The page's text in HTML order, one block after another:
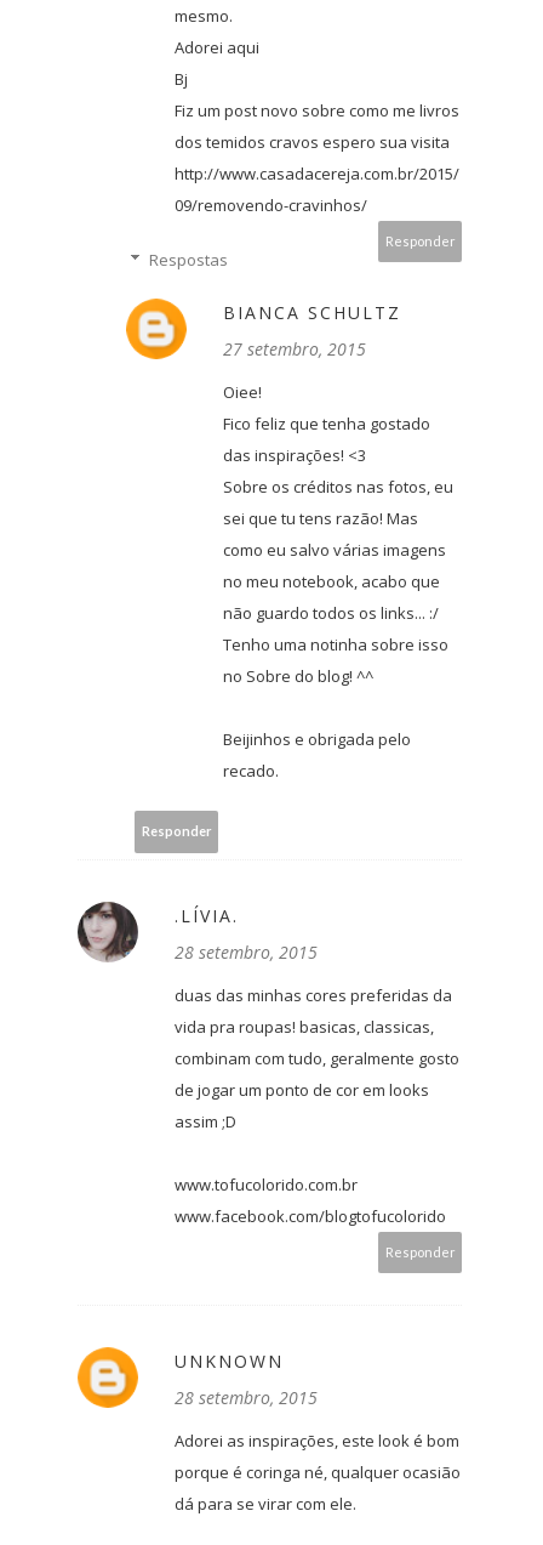
mesmo.
Adorei aqui
Bj
Fiz um post novo sobre como me livros
dos temidos cravos espero sua visita
http://www.casadacereja.com.br/2015/
09/removendo-cravinhos/
Responder
Respostas
BIANCA SCHULTZ
27 setembro, 2015
Oiee!
Fico feliz que tenha gostado
das inspirações! <3
Sobre os créditos nas fotos, eu
sei que tu tens razão! Mas
como eu salvo várias imagens
no meu notebook, acabo que
não guardo todos os links... :/
Tenho uma notinha sobre isso
no Sobre do blog! ^^
Beijinhos e obrigada pelo
recado.
Responder
.LÍVIA.
28 setembro, 2015
duas das minhas cores preferidas da
vida pra roupas! basicas, classicas,
combinam com tudo, geralmente gosto
de jogar um ponto de cor em looks
assim ;D
www.tofucolorido.com.br
www.facebook.com/blogtofucolorido
Responder
UNKNOWN
28 setembro, 2015
Adorei as inspirações, este look é bom
porque é coringa né, qualquer ocasião
dá para se virar com ele.